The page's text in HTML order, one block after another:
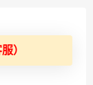
）